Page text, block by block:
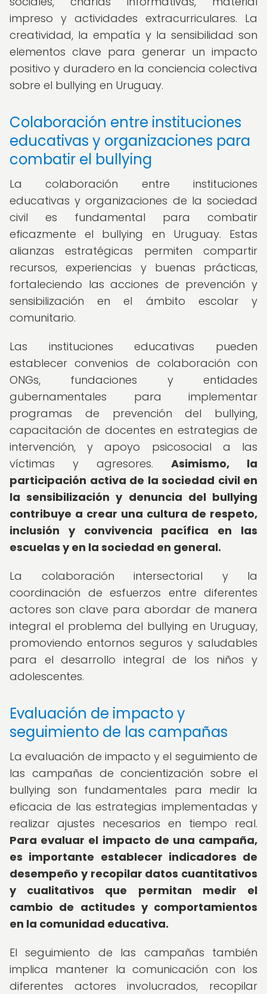
impreso y actividades extracurriculares. La
creatividad, la empatía y la sensibilidad son
elementos clave para generar un impacto
positivo y duradero en la conciencia colectiva
sobre el bullying en Uruguay.
Colaboración entre instituciones
educativas y organizaciones para
combatir el bullying
La colaboración entre instituciones
educativas y organizaciones de la sociedad
civil es fundamental para combatir
eficazmente el bullying en Uruguay. Estas
alianzas estratégicas permiten compartir
recursos, experiencias y buenas prácticas,
fortaleciendo las acciones de prevención y
sensibilización en el ámbito escolar y
comunitario.
Las instituciones educativas pueden
establecer convenios de colaboración con
ONGs, fundaciones y entidades
gubernamentales para implementar
programas de prevención del bullying,
capacitación de docentes en estrategias de
intervención, y apoyo psicosocial a las
víctimas y agresores. Asimismo, la
participación activa de la sociedad civil en
la sensibilización y denuncia del bullying
contribuye a crear una cultura de respeto,
inclusión y convivencia pacífica en las
escuelas y en la sociedad en general.
La colaboración intersectorial y la
coordinación de esfuerzos entre diferentes
actores son clave para abordar de manera
integral el problema del bullying en Uruguay,
promoviendo entornos seguros y saludables
para el desarrollo integral de los niños y
adolescentes.
Evaluación de impacto y
seguimiento de las campañas
La evaluación de impacto y el seguimiento de
las campañas de concientización sobre el
bullying son fundamentales para medir la
eficacia de las estrategias implementadas y
realizar ajustes necesarios en tiempo real.
Para evaluar el impacto de una campaña,
es importante establecer indicadores de
desempeño y recopilar datos cuantitativos
y cualitativos que permitan medir el
cambio de actitudes y comportamientos
en la comunidad educativa.
El seguimiento de las campañas también
implica mantener la comunicación con los
diferentes actores involucrados, recopilar